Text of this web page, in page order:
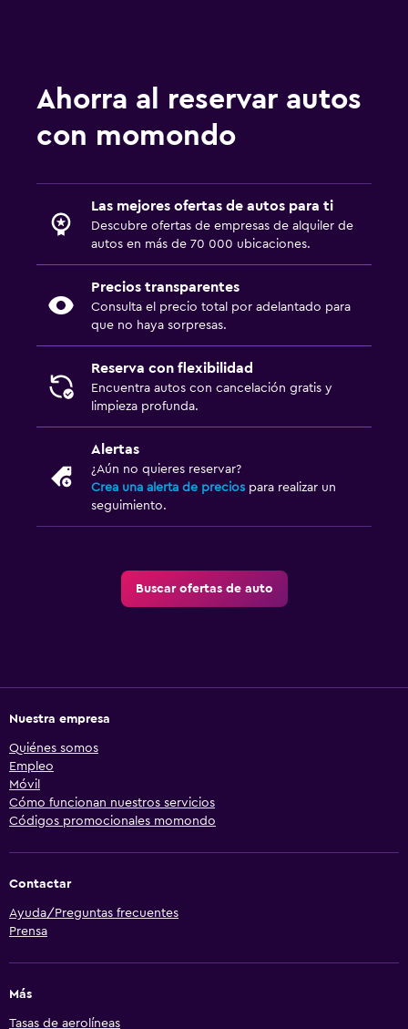
Ahorra al reservar autos
con momondo
Las mejores ofertas de autos para ti
Descubre ofertas de empresas de alquiler de
autos en más de 70 000 ubicaciones.
Precios transparentes
Consulta el precio total por adelantado para
que no haya sorpresas.
Reserva con flexibilidad
Encuentra autos con cancelación gratis y
limpieza profunda.
Alertas
¿Aún no quieres reservar?
Crea una alerta de precios para realizar un
seguimiento.
Buscar ofertas de auto
Nuestra empresa
Quiénes somos
Empleo
Móvil
Cómo funcionan nuestros servicios
Códigos promocionales momondo
Contactar
Ayuda/Preguntas frecuentes
Prensa
Más
Tasas de aerolíneas